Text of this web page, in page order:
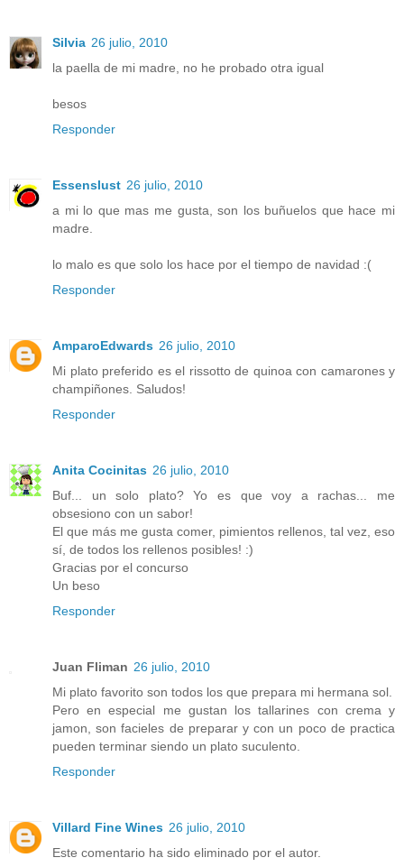
Silvia 26 julio, 2010
la paella de mi madre, no he probado otra igual
besos
Responder
Essenslust 26 julio, 2010
a mi lo que mas me gusta, son los buñuelos que hace mi
madre.
lo malo es que solo los hace por el tiempo de navidad :(
Responder
AmparoEdwards 26 julio, 2010
Mi plato preferido es el rissotto de quinoa con camarones y
champiñones. Saludos!
Responder
Anita Cocinitas 26 julio, 2010
Buf... un solo plato? Yo es que voy a rachas... me
obsesiono con un sabor!
El que más me gusta comer, pimientos rellenos, tal vez, eso
sí, de todos los rellenos posibles! :)
Gracias por el concurso
Un beso
Responder
Juan Fliman 26 julio, 2010
Mi plato favorito son todos los que prepara mi hermana sol.
Pero en especial me gustan los tallarines con crema y
jamon, son facieles de preparar y con un poco de practica
pueden terminar siendo un plato suculento.
Responder
Villard Fine Wines 26 julio, 2010
Este comentario ha sido eliminado por el autor.